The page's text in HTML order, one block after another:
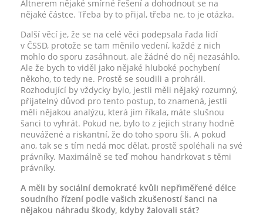
Altnerem nějaké smírné řešení a dohodnout se na
nějaké částce. Třeba by to přijal, třeba ne, to je otázka.
Další věcí je, že se na celé věci podepsala řada lidí
v ČSSD, protože se tam měnilo vedení, každé z nich
mohlo do sporu zasáhnout, ale žádné do něj nezasáhlo.
Ale že bych to viděl jako nějaké hluboké pochybení
někoho, to tedy ne. Prostě se soudili a prohráli.
Rozhodující by vždycky bylo, jestli měli nějaký rozumný,
přijatelný důvod pro tento postup, to znamená, jestli
měli nějakou analýzu, která jim říkala, máte slušnou
šanci to vyhrát. Pokud ne, bylo to z jejich strany hodně
neuvážené a riskantní, že do toho sporu šli. A pokud
ano, tak se s tím nedá moc dělat, prostě spoléhali na své
právníky. Maximálně se teď mohou handrkovat s těmi
právníky.
A měli by sociální demokraté kvůli nepřiměřené délce
soudního řízení podle vašich zkušeností šanci na
nějakou náhradu škody, kdyby žalovali stát?